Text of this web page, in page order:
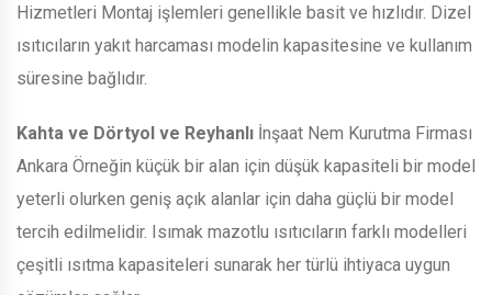
Hizmetleri Montaj işlemleri genellikle basit ve hızlıdır. Dizel
ısıtıcıların yakıt harcaması modelin kapasitesine ve kullanım
süresine bağlıdır.
Kahta ve Dörtyol ve Reyhanlı İnşaat Nem Kurutma Firması
Ankara Örneğin küçük bir alan için düşük kapasiteli bir model
yeterli olurken geniş açık alanlar için daha güçlü bir model
tercih edilmelidir. Isımak mazotlu ısıtıcıların farklı modelleri
çeşitli ısıtma kapasiteleri sunarak her türlü ihtiyaca uygun